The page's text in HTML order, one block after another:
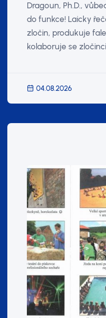
Dragoun, Ph.D.,
do funkce! Laicky
zločin, produkuje
kolaboruje se
04.08.2026